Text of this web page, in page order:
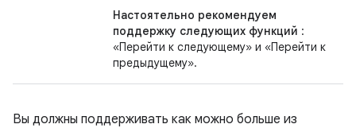
Настоятельно рекомендуем
поддержку следующих функций :
«Перейти к следующему» и «Перейти к
предыдущему».
Вы должны поддерживать как можно больше из